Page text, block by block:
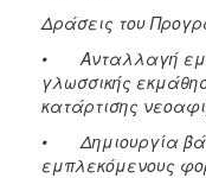
Δράσεις του
• Ανταλλαγή
γλωσσικής
κατάρτισης
• Δημιουργία
εμπλεκόμενους